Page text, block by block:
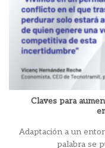
Claves para
Adaptación a un
palabra se